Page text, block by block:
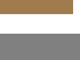
Takie
Twoje dane poza